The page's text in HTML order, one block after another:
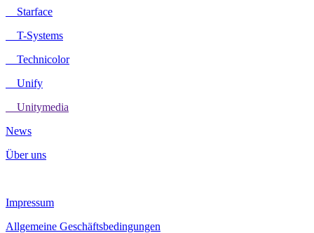
Starface
T-Systems
Technicolor
Unify
Unitymedia
News
Über uns
Impressum
Allgemeine Geschäftsbedingungen